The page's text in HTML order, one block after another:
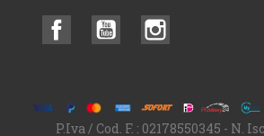
Facebook YouTube
P.Iva / Cod. F. : 02178550345 - N.